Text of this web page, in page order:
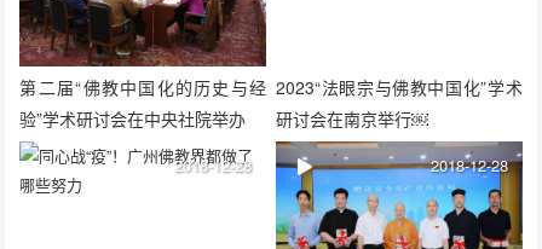
第二届“佛教中国化的历史与经
验”学术研讨会在中央社院举办
2023“法眼宗与佛教中国化”学术
研讨会在南京举行￼
2018-12-28 2018-12-28